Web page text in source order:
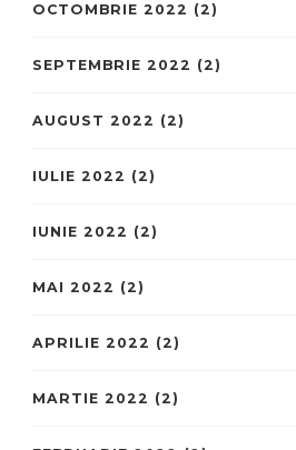
OCTOMBRIE 2022 (2)
SEPTEMBRIE 2022 (2)
AUGUST 2022 (2)
IULIE 2022 (2)
IUNIE 2022 (2)
MAI 2022 (2)
APRILIE 2022 (2)
MARTIE 2022 (2)